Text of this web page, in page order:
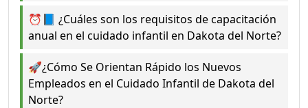
⏰📘 ¿Cuáles son los requisitos de capacitación
anual en el cuidado infantil en Dakota del Norte?
🚀¿Cómo Se Orientan Rápido los Nuevos
Empleados en el Cuidado Infantil de Dakota del
Norte?